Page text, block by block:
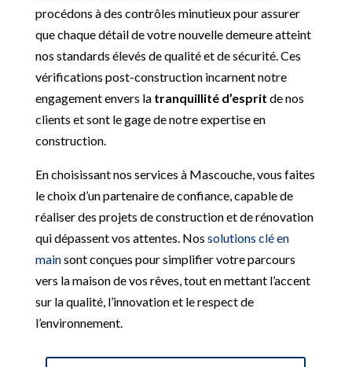
procédons à des contrôles minutieux pour assurer
que chaque détail de votre nouvelle demeure atteint
nos standards élevés de qualité et de sécurité. Ces
vérifications post-construction incarnent notre
engagement envers la tranquillité d’esprit de nos
clients et sont le gage de notre expertise en
construction.
En choisissant nos services à Mascouche, vous faites
le choix d’un partenaire de confiance, capable de
réaliser des projets de construction et de rénovation
qui dépassent vos attentes. Nos solutions clé en
mainsont conçues pour simplifier votre parcours
vers la maison de vos rêves, tout en mettant l’accent
sur la qualité, l’innovation et le respect de
l’environnement.